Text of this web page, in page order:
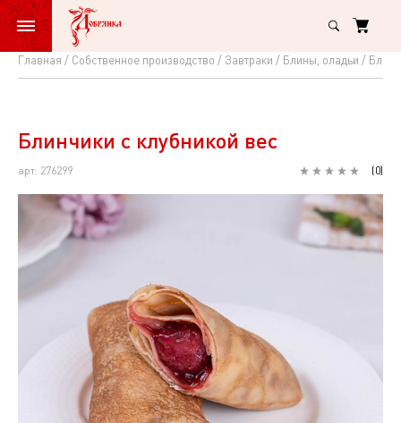
Главная Собственное производство Завтраки Блины, оладьи
Блинчики
клубникой
вес
Блинчики с клубникой вес
арт: 276299 (0)